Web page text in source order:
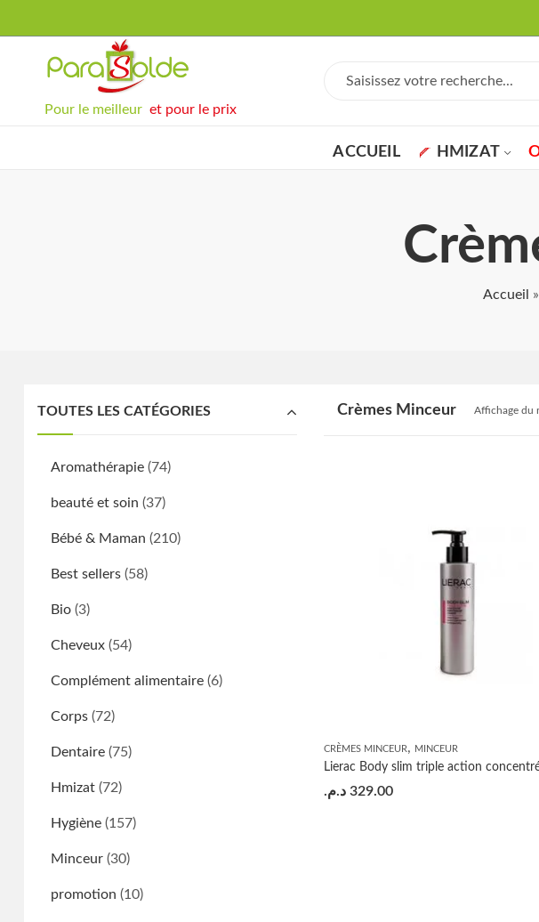
Pour le meilleur et pour le prix
ACCUEIL HMIZAT
Accueil »
Crèmes Minceur Affichage du
CRÈMES MINCEUR, MINCEUR
329.00 د.م.
TOUTES LES CATÉGORIES
Aromathérapie (74)
beauté et soin (37)
Bébé & Maman (210)
Best sellers (58)
Bio (3)
Cheveux (54)
Complément alimentaire (6)
Corps (72)
Dentaire (75)
Hmizat (72)
Hygiène (157)
Minceur (30)
promotion (10)